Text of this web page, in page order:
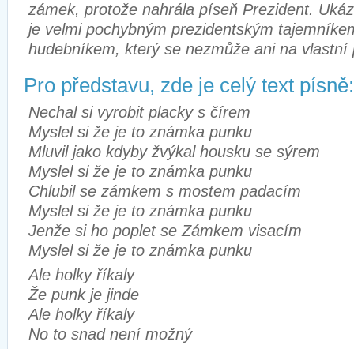
zámek, protože nahrála píseň Prezident.
je velmi pochybným prezidentským
hudebníkem, který se nezmůže ani na vlastní
Pro představu, zde je celý text písně:
Nechal si vyrobit placky s čírem
Myslel si že je to známka punku
Mluvil jako kdyby žvýkal housku se sýrem
Myslel si že je to známka punku
Chlubil se zámkem s mostem padacím
Myslel si že je to známka punku
Jenže si ho poplet se Zámkem visacím
Myslel si že je to známka punku
Ale holky říkaly
Že punk je jinde
Ale holky říkaly
No to snad není možný